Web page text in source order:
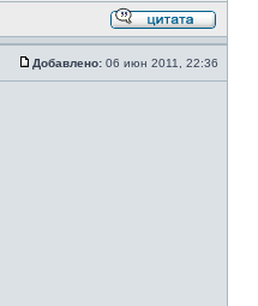
Добавлено: 06 июн 2011, 22:36